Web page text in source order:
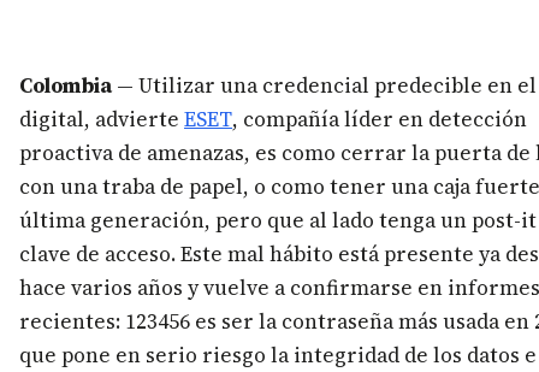
Colombia— Utilizar una credencial predecible en
digital, advierte ESET, compañía líder en detección
proactiva de amenazas, es como cerrar la puerta de
con una traba de papel, o como tener una caja
última generación, pero que al lado tenga un post-
clave de acceso. Este mal hábito está presente ya
hace varios años y vuelve a confirmarse en informes
recientes: 123456 es ser la contraseña más usada en
que pone en serio riesgo la integridad de los datos e